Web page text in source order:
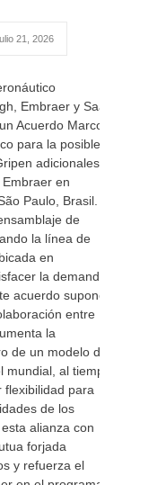
21, 2026
Embraer y ​​Saab
Acuerdo Marco
para la posible
adicionales
en
Paulo, Brasil.
de
la línea de
en
la demanda
acuerdo supone
entre
la
de un modelo de
al tiempo
flexibilidad para
de los
alianza con
forjada
y refuerza el